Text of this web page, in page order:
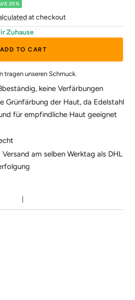
25%
at checkout
Zuhause
ADD TO CART
tragen unseren Schmuck.
keine Verfärbungen
Grünfärbung der Haut, da Edelstahl
für empfindliche Haut geeignet
am selben Werktag als DHL